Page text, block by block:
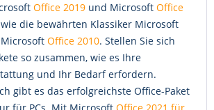
Office 2019 und Microsoft Office
die bewährten Klassiker Microsoft
Office 2010. Stellen Sie sich
so zusammen, wie es Ihre
und Ihr Bedarf erfordern.
gibt es das erfolgreichste Office-Paket